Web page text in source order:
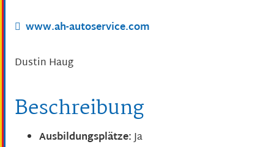
www.ah-autoservice.com
Dustin Haug
Beschreibung
Ausbildungsplätze:Ja